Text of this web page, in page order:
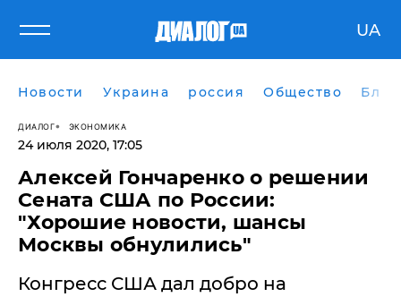
UA
Новости Украина россия Общество
ДИАЛОГ ЭКОНОМИКА
24 июля 2020, 17:05
​Алексей Гончаренко о решении
Сената США по России:
"Хорошие новости, шансы
Москвы обнулились"
Конгресс США дал добро на